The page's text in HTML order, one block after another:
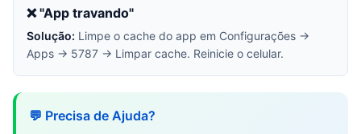
❌ "App travando"
Solução: Limpe o cache do app em Configurações →
Apps → 5787 → Limpar cache. Reinicie o celular.
💬 Precisa de Ajuda?